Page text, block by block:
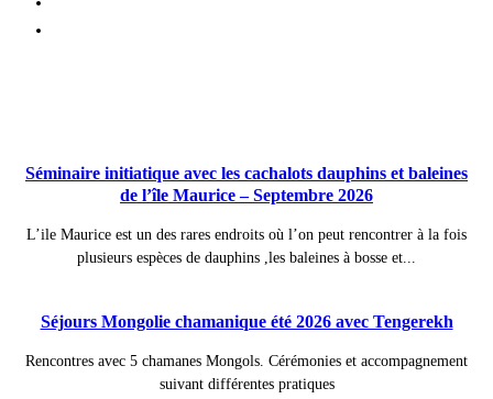
Séminaire initiatique avec les cachalots dauphins et baleines
de l’île Maurice – Septembre 2026
L’ile Maurice est un des rares endroits où l’on peut rencontrer à la fois
plusieurs espèces de dauphins ,les baleines à bosse et...
Séjours Mongolie chamanique été 2026 avec Tengerekh
Rencontres avec 5 chamanes Mongols. Cérémonies et accompagnement
suivant différentes pratiques